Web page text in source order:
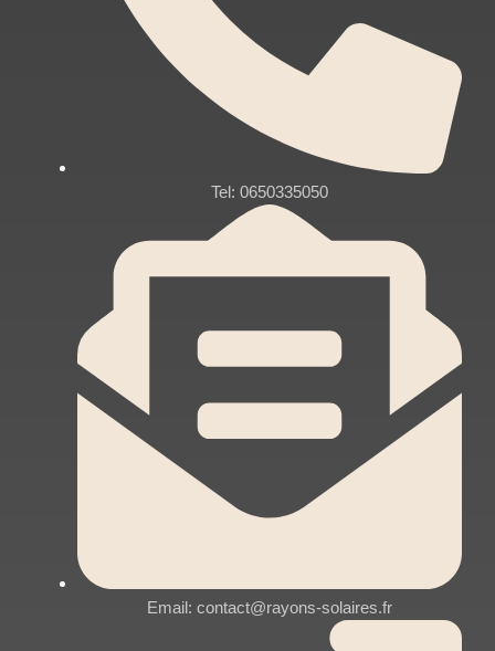
Tel: 0650335050
Email: contact@rayons-solaires.fr